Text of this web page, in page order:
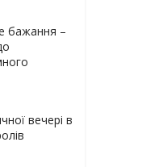
бажання –
вечері в